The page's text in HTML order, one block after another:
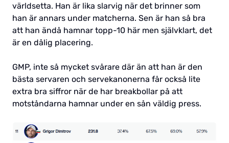
världsetta. Han är lika slarvig när det brinner som
han är annars under matcherna. Sen är han så bra
att han ändå hamnar topp-10 här men självklart, det
är en dålig placering.
GMP, inte så mycket svårare där än att han är den
bästa servaren och servekanonerna får också lite
extra bra siffror när de har breakbollar på att
motståndarna hamnar under en sån väldig press.